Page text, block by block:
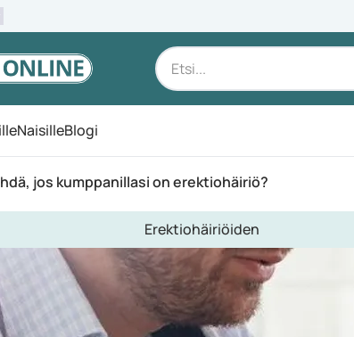
NaisilleBlogi
jos kumppanillasi on erektiohäiriö?
Erektiohäiriöiden